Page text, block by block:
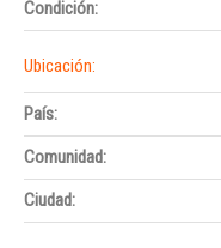
Condición:
Ubicación:
País:
Comunidad:
Ciudad: